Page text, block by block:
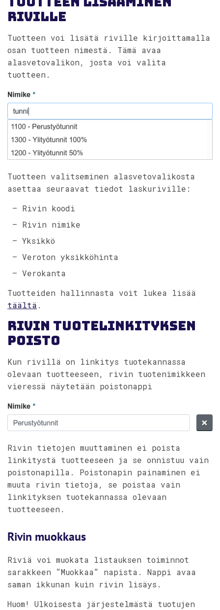
riville
Tuotteen voi lisätä riville kirjoittamalla
osan tuotteen nimestä. Tämä avaa
alasvetovalikon, josta voi valita
tuotteen.
Tuotteen valitseminen alasvetovalikosta
asettaa seuraavat tiedot laskuriville:
– Rivin koodi
– Rivin nimike
– Yksikkö
– Veroton yksikköhinta
– Verokanta
Tuotteiden hallinnasta voit lukea lisää
täältä .
Rivin tuotelinkityksen
poisto
Kun rivillä on linkitys tuotekannassa
olevaan tuotteeseen, rivin tuotenimikkeen
vieressä näytetään poistonappi
Rivin tietojen muuttaminen ei poista
linkitystä tuotteeseen ja se onnistuu vain
poistonapilla. Poistonapin painaminen ei
muuta rivin tietoja, se poistaa vain
linkityksen tuotekannassa olevaan
tuotteeseen.
Rivin muokkaus
Riviä voi muokata listauksen toiminnot
sarakkeen ”Muokkaa” napista. Nappi avaa
saman ikkunan kuin rivin lisäys.
Huom! Ulkoisesta järjestelmästä tuotujen